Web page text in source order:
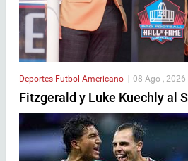
Deportes Futbol Americano | 08 Ago , 2026
Fitzgerald y Luke Kuechly al